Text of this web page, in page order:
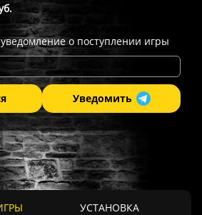
о поступлении игры
Уведомить
УСТАНОВКА